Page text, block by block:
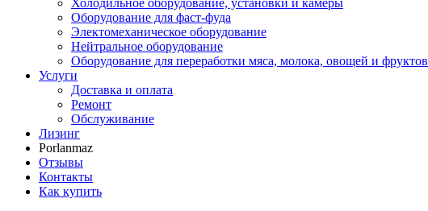
Холодильное оборудование, установки и камеры
Оборудование для фаст-фуда
Электомеханическое оборудование
Нейтральное оборудование
Оборудование для переработки мяса, молока, овощей и фруктов
Услуги
Доставка и оплата
Ремонт
Обслуживание
Лизинг
Porlanmaz
Отзывы
Контакты
Как купить